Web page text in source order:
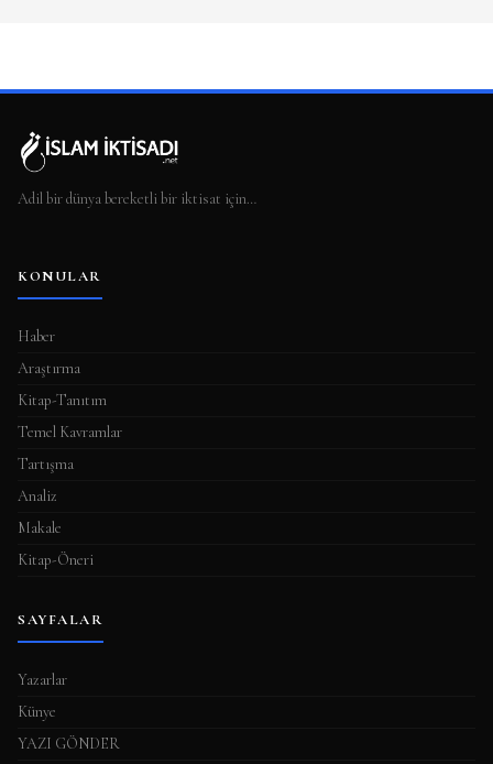
Adil bir dünya bereketli bir iktisat için…
KONULAR
Haber
Araştırma
Kitap-Tanıtım
Temel Kavramlar
Tartışma
Analiz
Makale
Kitap-Öneri
SAYFALAR
Yazarlar
Künye
YAZI GÖNDER